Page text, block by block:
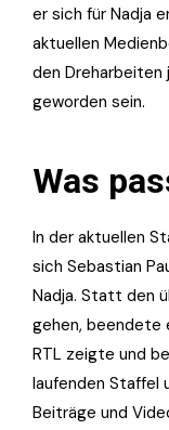
er sich für Nadja
aktuellen
den Dreharbeiten
geworden sein.
Was
In der aktuellen
sich Sebastian
Nadja. Statt den
gehen, beendete
RTL zeigte und
laufenden Staffel
Beiträge und